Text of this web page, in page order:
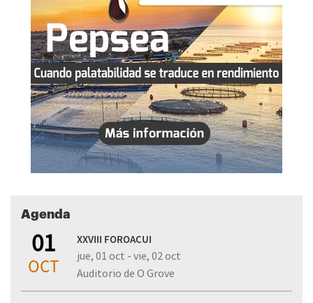
Agenda
01
OCT
XXVIII FOROACUI
jue, 01 oct - vie, 02 oct
Auditorio de O Grove